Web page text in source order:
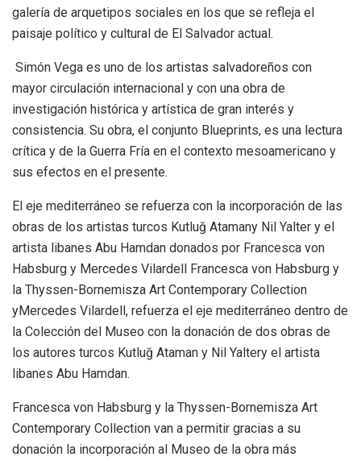
galería de arquetipos sociales en los que se refleja el
paisaje político y cultural de El Salvador actual.
Simón Vega es uno de los artistas salvadoreños con
mayor circulación internacional y con una obra de
investigación histórica y artística de gran interés y
consistencia. Su obra, el conjunto Blueprints, es una lectura
crítica y de la Guerra Fría en el contexto mesoamericano y
sus efectos en el presente.
El eje mediterráneo se refuerza con la incorporación de las
obras de los artistas turcos Kutluğ Atamany Nil Yalter y el
artista libanes Abu Hamdan donados por Francesca von
Habsburg y Mercedes Vilardell Francesca von Habsburg y
la Thyssen-Bornemisza Art Contemporary Collection
yMercedes Vilardell, refuerza el eje mediterráneo dentro de
la Colección del Museo con la donación de dos obras de
los autores turcos Kutluğ Ataman y Nil Yaltery el artista
libanes Abu Hamdan.
Francesca von Habsburg y la Thyssen-Bornemisza Art
Contemporary Collection van a permitir gracias a su
donación la incorporación al Museo de la obra más